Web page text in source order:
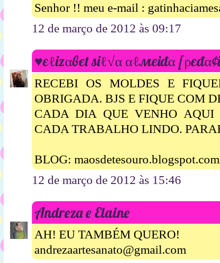
Senhor !! meu e-mail :
12 de março de 2012 às 09:17
♥єℓizαвєt siℓ√α αℓмєiđα
RECEBI OS MOLDES E
OBRIGADA. BJS E FIQUE COM
CADA DIA QUE VENHO
CADA TRABALHO LINDO.
BLOG: maosdetesouro.blogspot.com
12 de março de 2012 às 15:46
Andreza e Elaine
AH! EU TAMBÉM QUERO!
andrezaartesanato@gmail.com